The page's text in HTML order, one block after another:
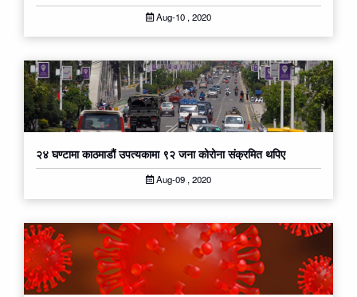
Aug-10 , 2020
२४ घण्टामा काठमाडौं उपत्यकामा ९२ जना कोरोना संक्रमित थपिए
Aug-09 , 2020